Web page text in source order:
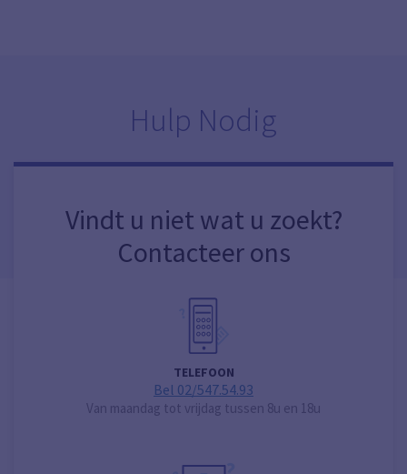
Hulp Nodig
Vindt u niet wat u zoekt?
Contacteer ons
TELEFOON
Bel 02/547.54.93
Van maandag tot vrijdag tussen 8u en 18u